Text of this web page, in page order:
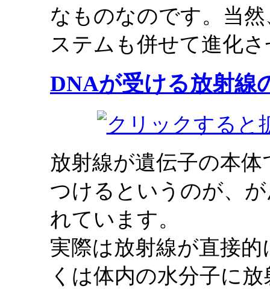
なものなのです。当
ステムも併せて進化
DNAが受ける放射線
放射線が遺伝子の本
つけるというのが、
れています。
実際は放射線が直接
くは体内の水分子に